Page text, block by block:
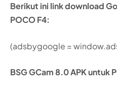
Berikut ini link download
POCO F4:
(adsbygoogle =
BSG GCam 8.0 APK untuk